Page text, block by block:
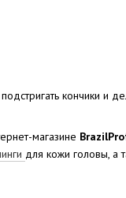
кончики и
магазине
для кожи головы, а